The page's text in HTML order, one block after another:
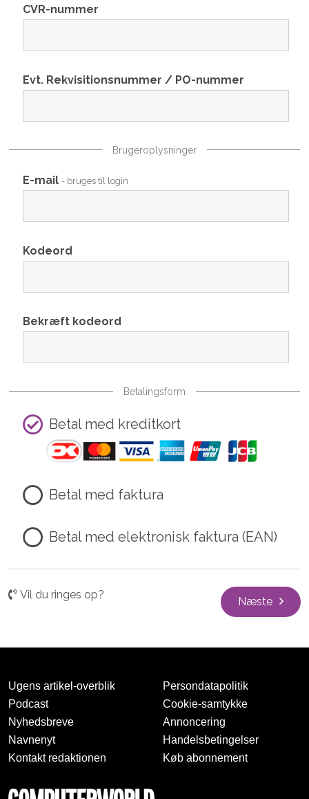
CVR-nummer
Evt. Rekvisitionsnummer / PO-nummer
Brugeroplysninger
E-mail - bruges til login
Kodeord
Bekræft kodeord
Betalingsform
Betal med kreditkort
Betal med faktura
Betal med elektronisk faktura (EAN)
Vil du ringes op?
Næste
Ugens artikel-overblik
Podcast
Nyhedsbreve
Navnenyt
Kontakt redaktionen
Persondatapolitik
Cookie-samtykke
Annoncering
Handelsbetingelser
Køb abonnement